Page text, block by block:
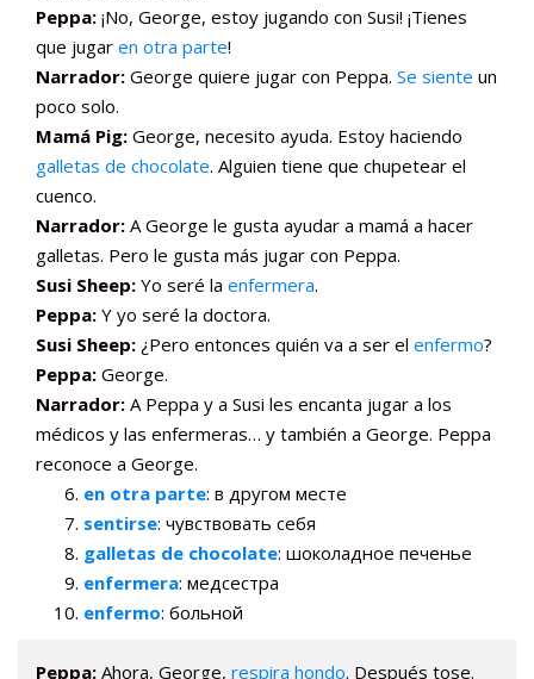
Peppa: ¡No, George, estoy jugando con Susi! ¡Tienes
que jugar en otra parte!
Narrador: George quiere jugar con Peppa. Se siente un
poco solo.
Mamá Pig: George, necesito ayuda. Estoy haciendo
galletas de chocolate. Alguien tiene que chupetear el
cuenco.
Narrador: A George le gusta ayudar a mamá a hacer
galletas. Pero le gusta más jugar con Peppa.
Susi Sheep: Yo seré la enfermera.
Peppa: Y yo seré la doctora.
Susi Sheep: ¿Pero entonces quién va a ser el enfermo?
Peppa: George.
Narrador: A Peppa y a Susi les encanta jugar a los
médicos y las enfermeras… y también a George. Peppa
reconoce a George.
en otra parte: в другом месте
sentirse: чувствовать себя
galletas de chocolate: шоколадное печенье
enfermera: медсестра
enfermo: больной
Peppa: Ahora, George, respira hondo. Después tose.